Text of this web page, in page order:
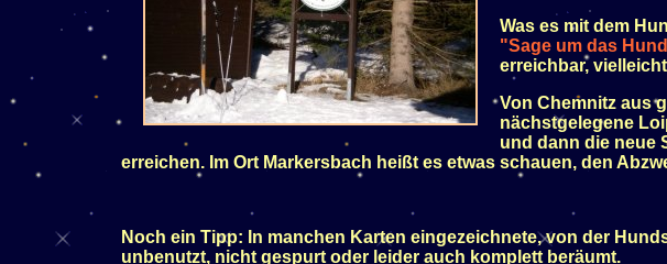
Was es mit dem
"Sage um das
erreichbar,
Von Chemnitz aus
nächstgelegene
und dann die neue
erreichen. Im Ort Markersbach heißt es etwas schauen, den
Noch ein Tipp: In manchen Karten eingezeichnete, von der
unbenutzt, nicht gespurt oder leider auch komplett beräumt.